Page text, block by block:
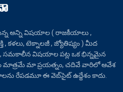
అన్ని విషయాల ( రాజకీయాలు ,
, కళలు, టెక్నాలజీ , జ్యోతిష్యం ) మీద
సమకాలీన విషయాల పట్ల ఒక భిన్నమైన
మాత్రమే మా ప్రయత్నం, చదివే వారిలో ఆవేశ
రేపడమూ ఈ వెబ్‌సైట్ ఉద్దేశం కాదు.